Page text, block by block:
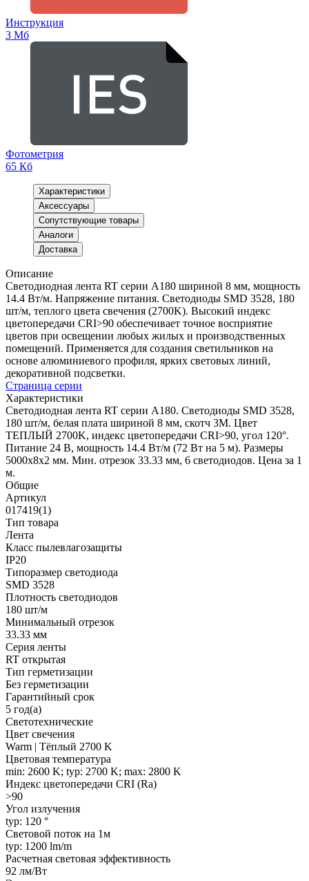
Инструкция
3 Мб
Фотометрия
65 Кб
Характеристики
Аксессуары
Сопутствующие товары
Аналоги
Доставка
Описание
Светодиодная лента RT серии A180 шириной 8 мм, мощность
14.4 Вт/м. Напряжение питания. Светодиоды SMD 3528, 180
шт/м, теплого цвета свечения (2700K). Высокий индекс
цветопередачи CRI>90 обеспечивает точное восприятие
цветов при освещении любых жилых и производственных
помещений. Применяется для создания светильников на
основе алюминиевого профиля, ярких световых линий,
декоративной подсветки.
Страница серии
Характеристики
Светодиодная лента RT серии A180. Светодиоды SMD 3528,
180 шт/м, белая плата шириной 8 мм, скотч 3M. Цвет
ТЕПЛЫЙ 2700K, индекс цветопередачи CRI>90, угол 120°.
Питание 24 В, мощность 14.4 Вт/м (72 Вт на 5 м). Размеры
5000x8x2 мм. Мин. отрезок 33.33 мм, 6 светодиодов. Цена за 1
м.
Общие
Артикул
017419(1)
Тип товара
Лента
Класс пылевлагозащиты
IP20
Типоразмер светодиода
SMD 3528
Плотность светодиодов
180 шт/м
Минимальный отрезок
33.33 мм
Серия ленты
RT открытая
Тип герметизации
Без герметизации
Гарантийный срок
5 год(а)
Светотехнические
Цвет свечения
Warm | Тёплый 2700 K
Цветовая температура
min: 2600 K; typ: 2700 K; max: 2800 K
Индекс цветопередачи CRI (Ra)
>90
Угол излучения
typ: 120 °
Световой поток на 1м
typ: 1200 lm/m
Расчетная световая эффективность
92 лм/Вт